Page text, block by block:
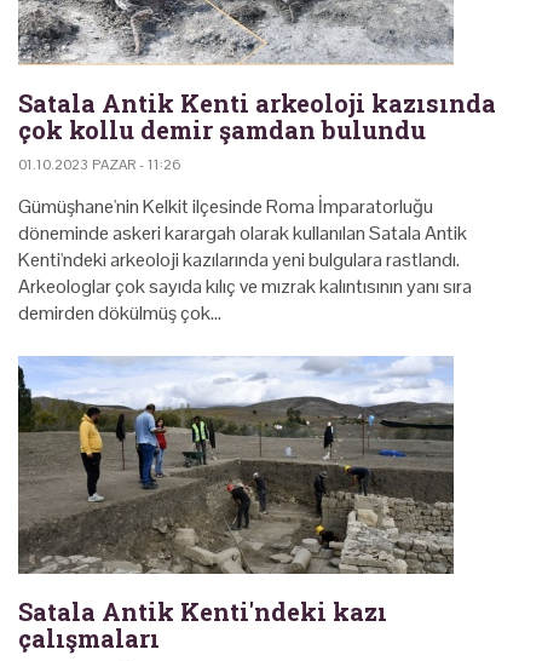
Satala Antik Kenti arkeoloji kazısında
çok kollu demir şamdan bulundu
01.10.2023 PAZAR - 11:26
Gümüşhane'nin Kelkit ilçesinde Roma İmparatorluğu
döneminde askeri karargah olarak kullanılan Satala Antik
Kenti'ndeki arkeoloji kazılarında yeni bulgulara rastlandı.
Arkeologlar çok sayıda kılıç ve mızrak kalıntısının yanı sıra
demirden dökülmüş çok…
Satala Antik Kenti'ndeki kazı
çalışmaları